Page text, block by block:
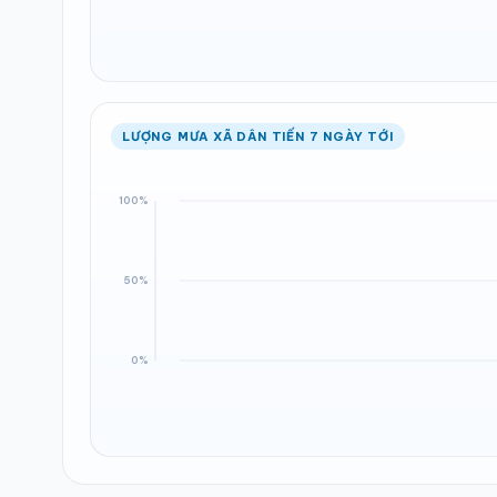
LƯỢNG MƯA XÃ DÂN TIẾN 7 NGÀY TỚI